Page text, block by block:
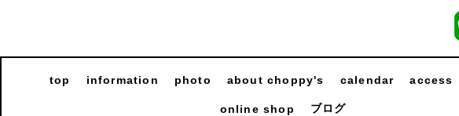
top information photo about choppy's calendar access
online shop ブログ